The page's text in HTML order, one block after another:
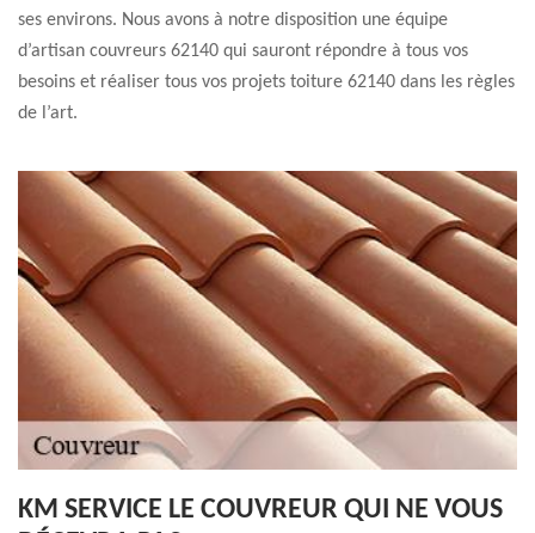
ses environs. Nous avons à notre disposition une équipe
d’artisan couvreurs 62140 qui sauront répondre à tous vos
besoins et réaliser tous vos projets toiture 62140 dans les règles
de l’art.
KM SERVICE LE COUVREUR QUI NE VOUS